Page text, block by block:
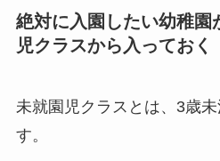
絶対に入園したい幼稚園
児クラスから入っておく
未就園児クラスとは、3歳
す。